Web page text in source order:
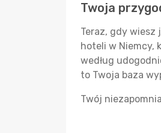
Twoja
Teraz, gdy wiesz
hoteli w Niemcy,
według
to Twoja baza
Twój